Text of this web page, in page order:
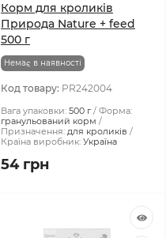
Корм для кроликів
Природа Nature + feed
500 г
Немає в наявності
Код товару: PR242004
Вага упаковки: 500 г
Форма:
гранульований корм
Призначення: для кроликів
Країна виробник: Україна
54 грн